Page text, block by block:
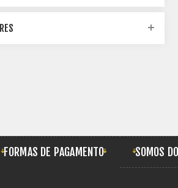
FORMAS DE PAGAMENTO SOMOS